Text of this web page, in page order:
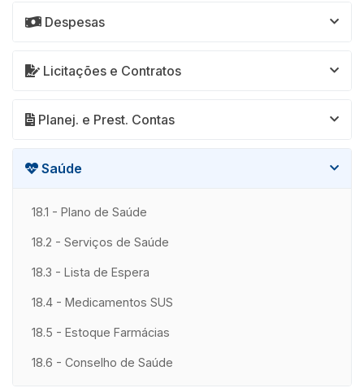
Despesas
Licitações e Contratos
Planej. e Prest. Contas
Saúde
18.1 - Plano de Saúde
18.2 - Serviços de Saúde
18.3 - Lista de Espera
18.4 - Medicamentos SUS
18.5 - Estoque Farmácias
18.6 - Conselho de Saúde